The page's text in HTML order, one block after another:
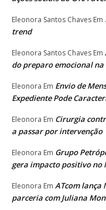
Eleonora Santos Chaves Em
trend
Eleonora Santos Chaves Em
do preparo emocional
Eleonora Em Envio de
Expediente Pode
Eleonora Em Cirurgia
a passar por intervenção
Eleonora Em Grupo
gera impacto positivo no
Eleonora Em ATcom lança
parceria com Juliana